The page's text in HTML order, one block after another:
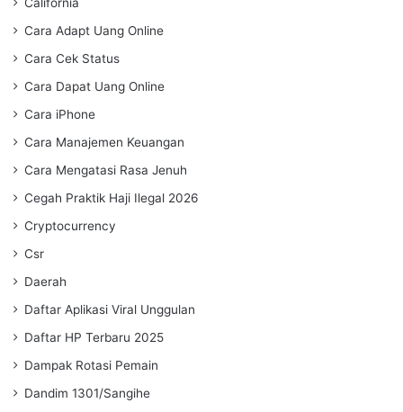
Cara Adapt Uang Online
Cara Cek Status
Cara Dapat Uang Online
Cara iPhone
Cara Manajemen Keuangan
Cara Mengatasi Rasa Jenuh
Cegah Praktik Haji Ilegal 2026
Cryptocurrency
Csr
Daerah
Daftar Aplikasi Viral Unggulan
Daftar HP Terbaru 2025
Dampak Rotasi Pemain
Dandim 1301/Sangihe